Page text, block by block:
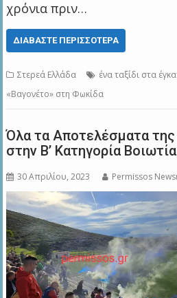
χρόνια πριν…
ΔΙΑΒΆΣΤΕ ΠΕΡΙΣΣΌΤΕΡΑ
Στερεά Ελλάδα ένα ταξίδι στα
«Βαγονέτο» στη Φωκίδα
Όλα τα Αποτελέσματα
στην Β’ Κατηγορία
30 Απριλίου, 2023 Permissos